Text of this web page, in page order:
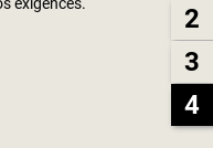
2
3
4
exigences.